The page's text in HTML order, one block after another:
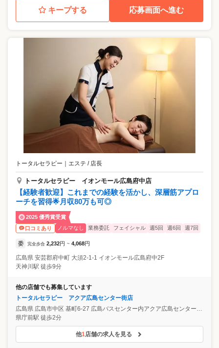
キープする 応募画面へ進む
トータルセラピー ｜ エステ / 店長
トータルセラピー イオンモール広島府中店
【経験者歓迎】これまでの経験を活かし、深層筋アプロ
ーチを習得🌟月収80万も可◎
2025 優秀賞受賞
口コミあり
ノルマなし 業務委託 フェイシャル 週5回 週6回 週7回
委 完全歩合 2,232円 ~ 4,068円
広島県 安芸郡府中町 大須2-1-1 イオンモール広島府中2F
天神川駅 徒歩9分
他の店舗でも募集しています
トータルセラピー アクア広島センター街店
広島県 広島市中区 基町6-27 広島バスセンター内アクア広島センター街4F
県庁前駅 徒歩2分
他1店舗の求人を見る